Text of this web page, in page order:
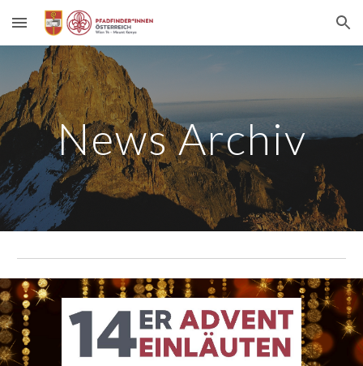
Skip to main content Skip to navigation
News Archiv